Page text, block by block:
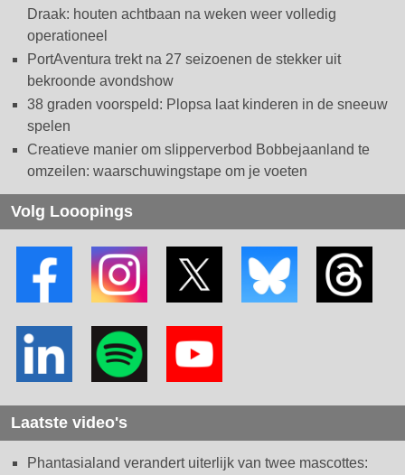
Draak: houten achtbaan na weken weer volledig
operationeel
PortAventura trekt na 27 seizoenen de stekker uit
bekroonde avondshow
38 graden voorspeld: Plopsa laat kinderen in de sneeuw
spelen
Creatieve manier om slipperverbod Bobbejaanland te
omzeilen: waarschuwingstape om je voeten
Volg Looopings
Laatste video's
Phantasialand verandert uiterlijk van twee mascottes: